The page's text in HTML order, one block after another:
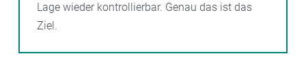
Lage wieder kontrollierbar. Genau das ist das
Ziel.